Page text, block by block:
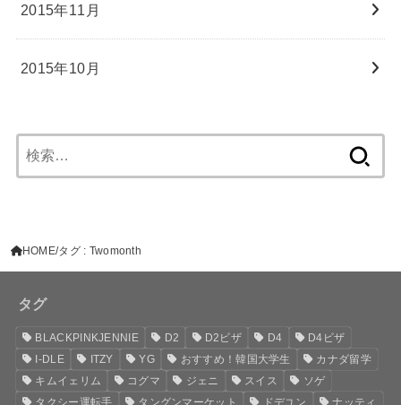
2015年11月
2015年10月
索:
HOME タグ : Twomonth
タグ
BLACKPINKJENNIE D2 D2ビザ D4
D4ビザ
I-DLE
ITZY YG おすすめ！韓国大学生
カナダ留学
キムイェリム
コグマ ジェニ スイス
ソゲ
タクシー運転手
タングンマーケット ドデユン ナッティ